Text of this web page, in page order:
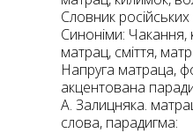
Словник
Синоніми: Чакання,
матрац, сміття,
Напруга матраца,
акцентована
А. Залицняка.
слова, парадигма: